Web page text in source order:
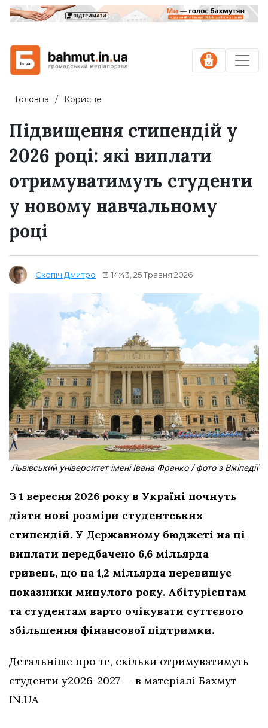
Головна Корисне
Підвищення стипендій у
2026 році: які виплати
отримуватимуть студенти
у новому навчальному
році
Скопіч Дмитро 14:43, 25 Травня 2026
Львівський університет імені Івана Франко / фото з Вікіпедії
З 1 вересня 2026 року в Україні почнуть
діяти нові розміри студентських
стипендій. У Державному бюджеті на ці
виплати передбачено 6,6 мільярда
гривень, що на 1,2 мільярда перевищує
показники минулого року. Абітурієнтам
та студентам варто очікувати суттєвого
збільшення фінансової підтримки.
Детальніше про те, скільки отримуватимуть
студенти у2026-2027 — в матеріалі Бахмут
IN.UA